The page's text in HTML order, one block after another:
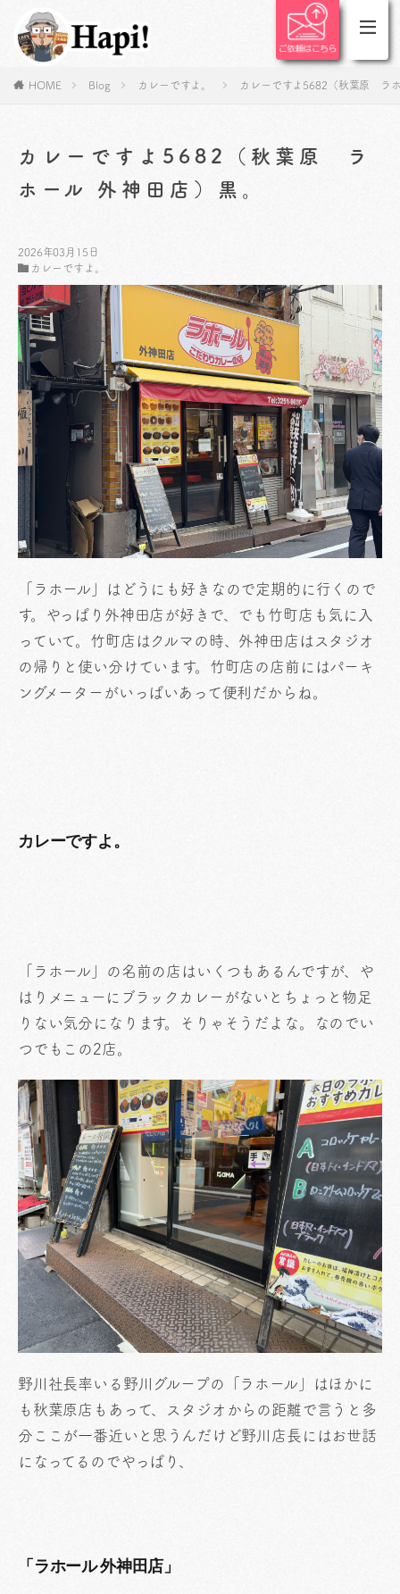
HOME Blog カレーですよ。 カレーですよ5682（秋葉原 ラ
カレーですよ5682（秋葉原 ラ
ホール 外神田店）黒。
2026年03月15日
カレーですよ。
「ラホール」はどうにも好きなので定期的に行くので
す。やっぱり外神田店が好きで、でも竹町店も気に入
っていて。竹町店はクルマの時、外神田店はスタジオ
の帰りと使い分けています。竹町店の店前にはパーキ
ングメーターがいっぱいあって便利だからね。
カレーですよ。
「ラホール」の名前の店はいくつもあるんですが、や
はりメニューにブラックカレーがないとちょっと物足
りない気分になります。そりゃそうだよな。なのでい
つでもこの2店。
野川社長率いる野川グループの「ラホール」はほかに
も秋葉原店もあって、スタジオからの距離で言うと多
分ここが一番近いと思うんだけど野川店長にはお世話
になってるのでやっぱり、
「ラホール 外神田店」